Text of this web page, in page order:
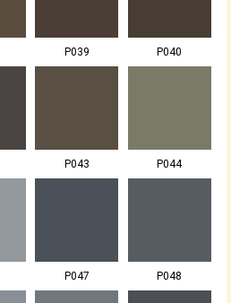
P039 P040
P043 P044
P047 P048